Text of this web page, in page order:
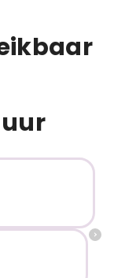
uur